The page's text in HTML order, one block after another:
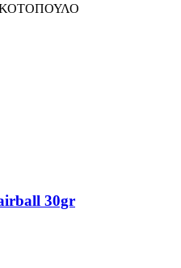
30gr